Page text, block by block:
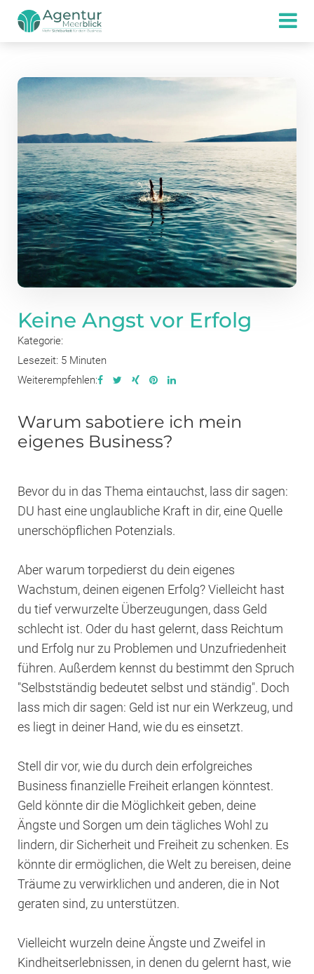
Keine Angst vor Erfolg
Kategorie:
Lesezeit: 5 Minuten
Weiterempfehlen:
Warum sabotiere ich mein
eigenes Business?
Bevor du in das Thema eintauchst, lass dir sagen:
DU hast eine unglaubliche Kraft in dir, eine Quelle
unerschöpflichen Potenzials.
Aber warum torpedierst du dein eigenes
Wachstum, deinen eigenen Erfolg? Vielleicht hast
du tief verwurzelte Überzeugungen, dass Geld
schlecht ist. Oder du hast gelernt, dass Reichtum
und Erfolg nur zu Problemen und Unzufriedenheit
führen. Außerdem kennst du bestimmt den Spruch
"Selbstständig bedeutet selbst und ständig". Doch
lass mich dir sagen: Geld ist nur ein Werkzeug, und
es liegt in deiner Hand, wie du es einsetzt.
Stell dir vor, wie du durch dein erfolgreiches
Business finanzielle Freiheit erlangen könntest.
Geld könnte dir die Möglichkeit geben, deine
Ängste und Sorgen um dein tägliches Wohl zu
lindern, dir Sicherheit und Freiheit zu schenken. Es
könnte dir ermöglichen, die Welt zu bereisen, deine
Träume zu verwirklichen und anderen, die in Not
geraten sind, zu unterstützen.
Vielleicht wurzeln deine Ängste und Zweifel in
Kindheitserlebnissen, in denen du gelernt hast, wie